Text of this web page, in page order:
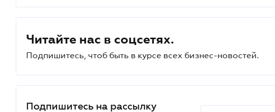
Читайте нас в соцсетях.
Подпишитесь, чтоб быть в курсе всех бизнес-новостей.
Подпишитесь на рассылку